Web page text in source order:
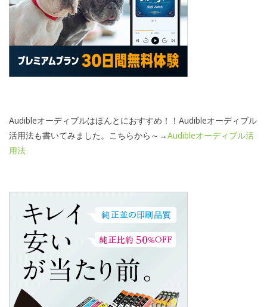
Audibleオーディブルはほんとにおすすめ！！Audibleオーディブル
活用法も書いてみました。こちらから～→Audibleオーディブル活
用法